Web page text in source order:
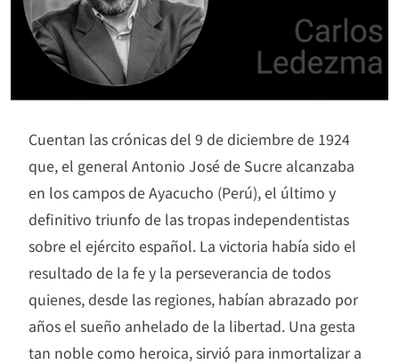
Cuentan las crónicas del 9 de diciembre de 1924
que, el general Antonio José de Sucre alcanzaba
en los campos de Ayacucho (Perú), el último y
definitivo triunfo de las tropas independentistas
sobre el ejército español. La victoria había sido el
resultado de la fe y la perseverancia de todos
quienes, desde las regiones, habían abrazado por
años el sueño anhelado de la libertad. Una gesta
tan noble como heroica, sirvió para inmortalizar a